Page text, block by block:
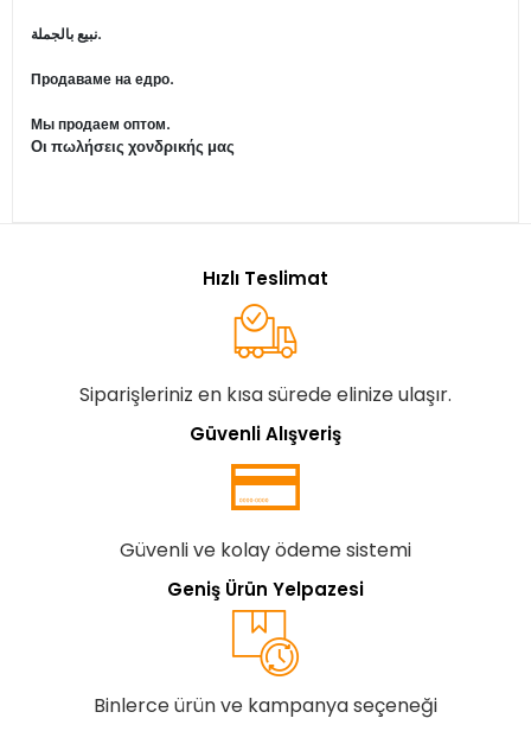
نبيع بالجملة.
Продаваме на едро.
Мы продаем оптом.
Οι πωλήσεις χονδρικής μας
Hızlı Teslimat
Siparişleriniz en kısa sürede elinize ulaşır.
Güvenli Alışveriş
Güvenli ve kolay ödeme sistemi
Geniş Ürün Yelpazesi
Binlerce ürün ve kampanya seçeneği